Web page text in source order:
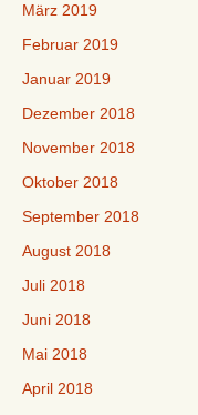
März 2019
Februar 2019
Januar 2019
Dezember 2018
November 2018
Oktober 2018
September 2018
August 2018
Juli 2018
Juni 2018
Mai 2018
April 2018